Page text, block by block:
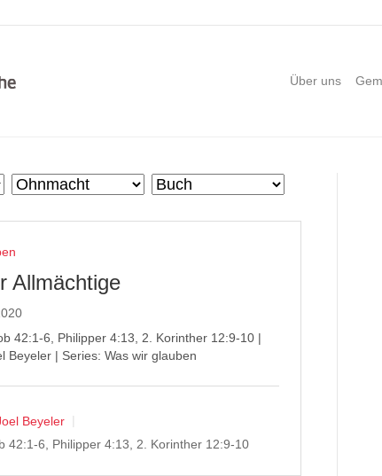
Über uns
Allmächtige
42:1-6, Philipper 4:13, 2. Korinther 12:9-10 |
Beyeler | Series: Was wir glauben
Beyeler
42:1-6, Philipper 4:13, 2. Korinther 12:9-10